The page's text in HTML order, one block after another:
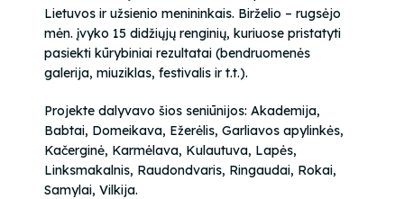
Lietuvos ir užsienio menininkais. Birželio – rugsėjo
mėn. įvyko 15 didžiųjų renginių, kuriuose pristatyti
pasiekti kūrybiniai rezultatai (bendruomenės
galerija, miuziklas, festivalis ir t.t.).
Projekte dalyvavo šios seniūnijos: Akademija,
Babtai, Domeikava, Ežerėlis, Garliavos apylinkės,
Kačerginė, Karmėlava, Kulautuva, Lapės,
Linksmakalnis, Raudondvaris, Ringaudai, Rokai,
Samylai, Vilkija.